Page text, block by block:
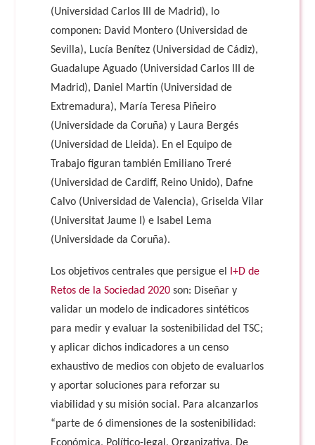
(Universidad Carlos III de Madrid), lo
componen: David Montero (Universidad de
Sevilla), Lucía Benítez (Universidad de Cádiz),
Guadalupe Aguado (Universidad Carlos III de
Madrid), Daniel Martín (Universidad de
Extremadura), María Teresa Piñeiro
(Universidade da Coruña) y Laura Bergés
(Universidad de Lleida). En el Equipo de
Trabajo figuran también Emiliano Treré
(Universidad de Cardiff, Reino Unido), Dafne
Calvo (Universidad de Valencia), Griselda Vilar
(Universitat Jaume I) e Isabel Lema
(Universidade da Coruña).
Los objetivos centrales que persigue el
I+D de
Retos de la Sociedad 2020 son: Diseñar y
validar un modelo de indicadores sintéticos
para medir y evaluar la sostenibilidad del TSC;
y aplicar dichos indicadores a un censo
exhaustivo de medios con objeto de evaluarlos
y aportar soluciones para reforzar su
viabilidad y su misión social. Para alcanzarlos
“parte de 6 dimensiones de la sostenibilidad: